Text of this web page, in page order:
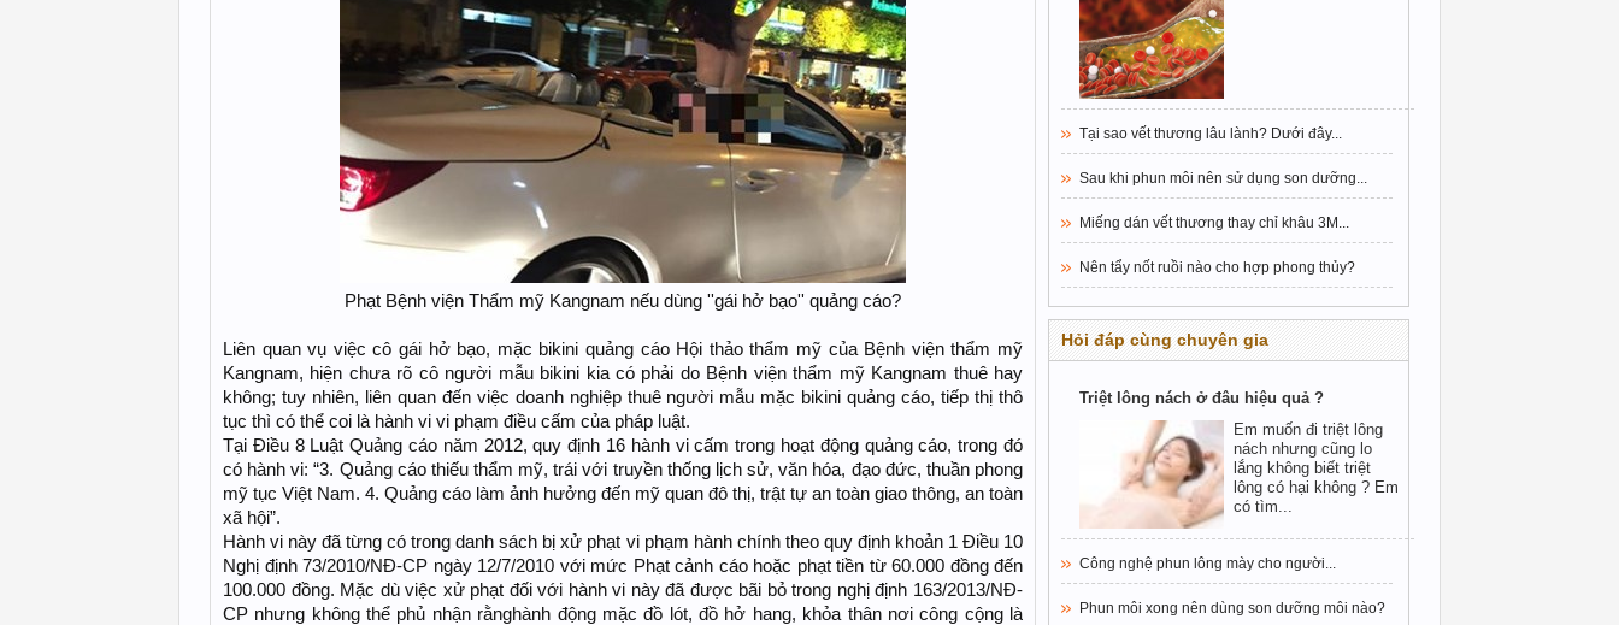
Phạt Bệnh viện Thẩm mỹ Kangnam nếu dùng ''gái hở bạo'' quảng cáo?
Liên quan vụ việc cô gái hở bạo, mặc bikini quảng cáo Hội thảo thẩm mỹ của Bệnh viện thẩm mỹ
Kangnam, hiện chưa rõ cô người mẫu bikini kia có phải do Bệnh viện thẩm mỹ Kangnam thuê hay
không; tuy nhiên, liên quan đến việc doanh nghiệp thuê người mẫu mặc bikini quảng cáo, tiếp thị thô
tục thì có thể coi là hành vi vi phạm điều cấm của pháp luật.
Tại Điều 8 Luật Quảng cáo năm 2012, quy định 16 hành vi cấm trong hoạt động quảng cáo, trong đó
có hành vi: “3. Quảng cáo thiếu thẩm mỹ, trái với truyền thống lịch sử, văn hóa, đạo đức, thuần phong
mỹ tục Việt Nam. 4. Quảng cáo làm ảnh hưởng đến mỹ quan đô thị, trật tự an toàn giao thông, an toàn
xã hội”.
Hành vi này đã từng có trong danh sách bị xử phạt vi phạm hành chính theo quy định khoản 1 Điều 10
Nghị định 73/2010/NĐ-CP ngày 12/7/2010 với mức Phạt cảnh cáo hoặc phạt tiền từ 60.000 đồng đến
100.000 đồng. Mặc dù việc xử phạt đối với hành vi này đã được bãi bỏ trong nghị định 163/2013/NĐ-
CP nhưng không thể phủ nhận rằnghành động mặc đồ lót, đồ hở hang, khỏa thân nơi công cộng là
Tại sao vết thương lâu lành? Dưới đây...
Sau khi phun môi nên sử dụng son dưỡng...
Miếng dán vết thương thay chỉ khâu 3M...
Nên tẩy nốt ruồi nào cho hợp phong thủy?
Hỏi đáp cùng chuyên gia
Triệt lông nách ở đâu hiệu quả ?
Em muốn đi triệt lông
nách nhưng cũng lo
lắng không biết triệt
lông có hại không ? Em
có tìm...
Công nghệ phun lông mày cho người...
Phun môi xong nên dùng son dưỡng môi nào?